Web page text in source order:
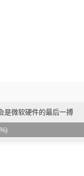
是微软硬件的最后一搏